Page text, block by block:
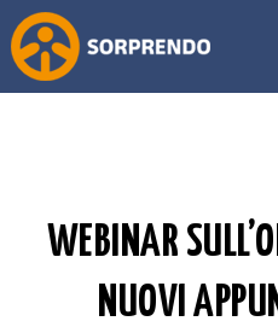
WEBINAR
NUOVI